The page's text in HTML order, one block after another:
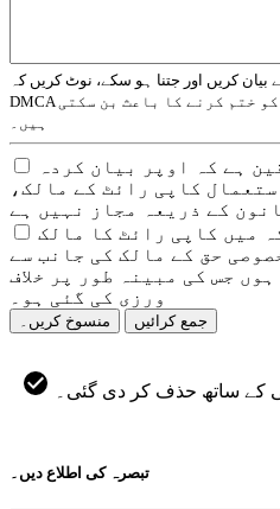
کریں اور جتنا ہو سکے، نوٹ کریں کہ
DMCA کی غلط درخواستیں اکاؤنٹ کو ختم کرنے کا باعث بن سکتی
ہیں۔
ہے کہ اوپر بیان کردہ
کاپی رائٹ کے مالک،
کے ذریعہ مجاز نہیں ہے
میں کاپی رائٹ کا مالک
حق کے مالک کی جانب سے
جس کی مبینہ طور پر خلاف
ورزی کی گئی ہو۔
منسوخ کریں۔ جمع کرائیں
کے ساتھ حذف کر دی گئی۔
تبصرہ کی اطلاع دیں۔